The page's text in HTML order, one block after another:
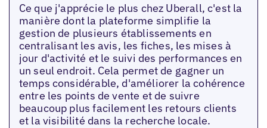
Ce que j'apprécie le plus chez Uberall, c'est la
manière dont la plateforme simplifie la
gestion de plusieurs établissements en
centralisant les avis, les fiches, les mises à
jour d'activité et le suivi des performances en
un seul endroit. Cela permet de gagner un
temps considérable, d'améliorer la cohérence
entre les points de vente et de suivre
beaucoup plus facilement les retours clients
et la visibilité dans la recherche locale.